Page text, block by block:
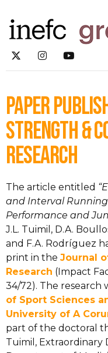
Paper
Strength &
Research
The article entitled
and Interval
Performance and
J.L. Tuimil, D.A.
and F.A. Rodríguez
print in the Journal
Research (Impact
34/72). The research
of Sport Sciences
University of A
part of the doctoral
Tuimil, Extraordinary